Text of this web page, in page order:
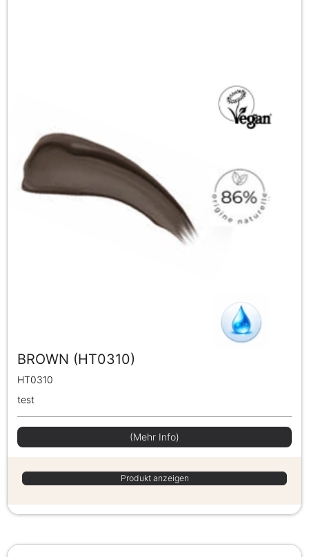
BROWN (HT0310)
HT0310
test
(Mehr Info)
Produkt anzeigen